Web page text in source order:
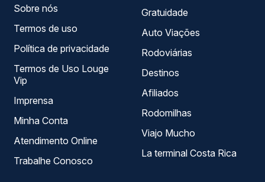
Sobre nós
Termos de uso
Política de privacidade
Termos de Uso Louge
Vip
Imprensa
Minha Conta
Atendimento Online
Trabalhe Conosco
Gratuidade
Auto Viações
Rodoviárias
Destinos
Afiliados
Rodomilhas
Viajo Mucho
La terminal Costa Rica